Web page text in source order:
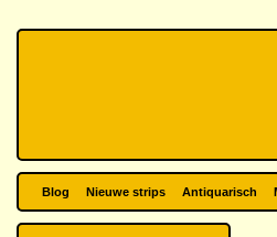
Blog Nieuwe strips Antiquarisch